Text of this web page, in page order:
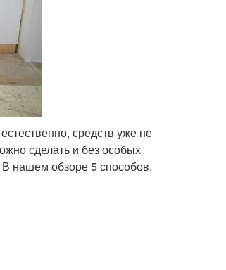
средств уже не
сделать и без особых
В нашем обзоре 5 способов,